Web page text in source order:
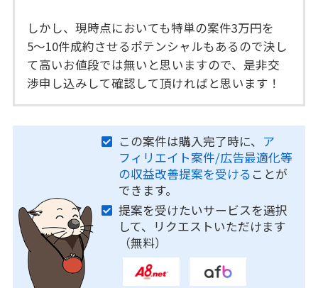
しかし、現時点においても特単の案件3万円を
5〜10件成約させるポテンシャルもあるので決し
て高いお値段では無いと思いますので、是非交
渉申し込みして確認して頂ければと思います！
この案件は購入完了時に、 ア
フィリエイト案件/広告最適化等
の収益改善提案を受ける ことが
できます。
提案を受けたいサービスを選択
して、リクエストいただけます
（無料）